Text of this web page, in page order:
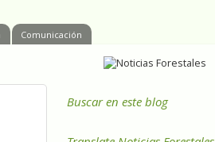
Comunicación
Buscar en este blog